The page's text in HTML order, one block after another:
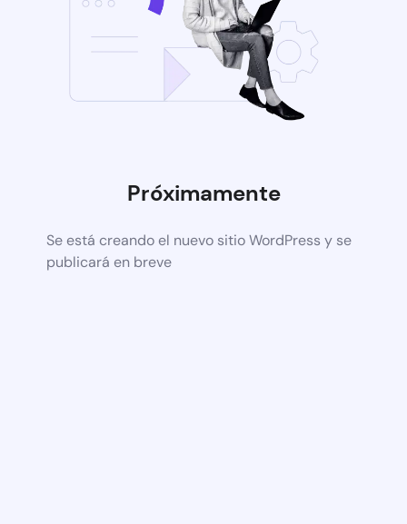
Próximamente
Se está creando el nuevo sitio WordPress y se
publicará en breve